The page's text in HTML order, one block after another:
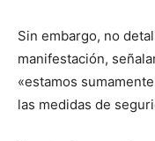
Sin embargo, no
manifestación,
«estamos
las medidas de